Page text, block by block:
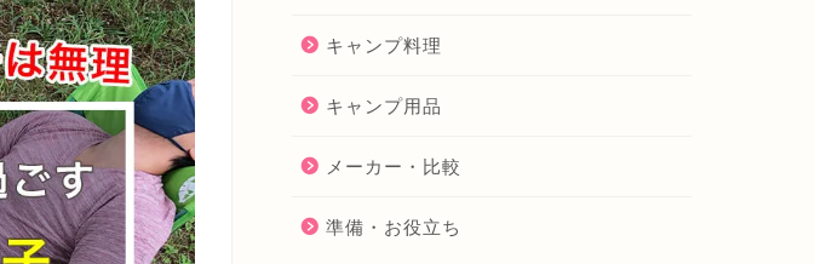
キャンプ料理
キャンプ用品
メーカー・比較
準備・お役立ち